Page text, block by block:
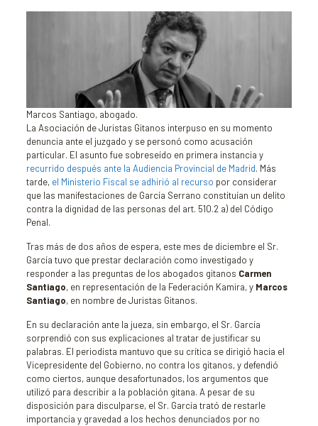
Marcos Santiago, abogado.
La Asociación de Juristas Gitanos interpuso en su momento
denuncia ante el juzgado y se personó como acusación
particular. El asunto fue sobreseído en primera instancia y
recurrido después ante la Audiencia Provincial de Madrid. Más
tarde, el Ministerio Fiscal se adhirió al recurso por considerar
que las manifestaciones de García Serrano constituían un delito
contra la dignidad de las personas del art. 510.2 a) del Código
Penal.
Tras más de dos años de espera, este mes de diciembre el Sr.
García tuvo que prestar declaración como investigado y
responder a las preguntas de los abogados gitanos Carmen
Santiago, en representación de la Federación Kamira, y Marcos
Santiago, en nombre de Juristas Gitanos.
En su declaración ante la jueza, sin embargo, el Sr. García
sorprendió con sus explicaciones al tratar de justificar su
palabras. El periodista mantuvo que su crítica se dirigió hacia el
Vicepresidente del Gobierno, no contra los gitanos, y defendió
como ciertos, aunque desafortunados, los argumentos que
utilizó para describir a la población gitana. A pesar de su
disposición para disculparse, el Sr. García trató de restarle
importancia y gravedad a los hechos denunciados por no